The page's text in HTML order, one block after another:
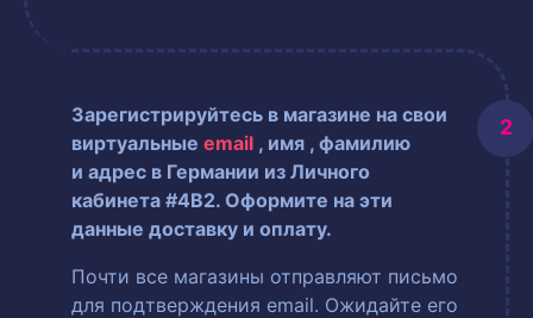
Зарегистрируйтесь в магазине на свои
виртуальные email , имя , фамилию
и адрес в Германии из Личного
кабинета #4B2. Оформите на эти
данные доставку и оплату.
Почти все магазины отправляют письмо
для подтверждения email. Ожидайте его